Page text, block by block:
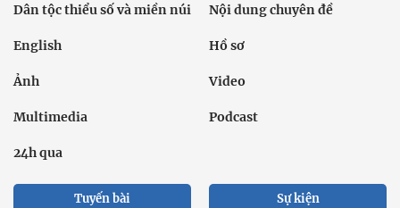
Dân tộc thiểu số và miền núi Nội dung chuyên đề
English Hồ sơ
Ảnh Video
Multimedia Podcast
24h qua
Tuyến bài Sự kiện